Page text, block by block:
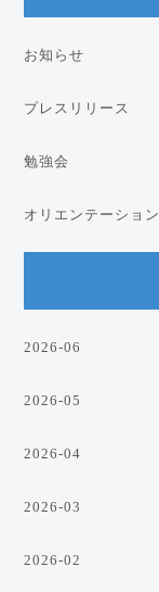
お知らせ
プレスリリース
勉強会
オリエンテーション
2026-06
2026-05
2026-04
2026-03
2026-02